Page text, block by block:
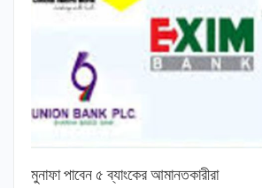
মুনাফা পাবেন ৫ ব্যাংকের আমানতকারীরা